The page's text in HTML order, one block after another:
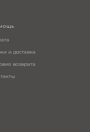
и доставка
возврата